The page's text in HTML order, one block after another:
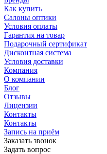
Как купить
Салоны оптики
Условия оплаты
Гарантия на товар
Подарочный сертификат
Дисконтная система
Условия доставки
Компания
О компании
Блог
Отзывы
Лицензии
Контакты
Контакты
Запись на приём
Заказать звонок
Задать вопрос